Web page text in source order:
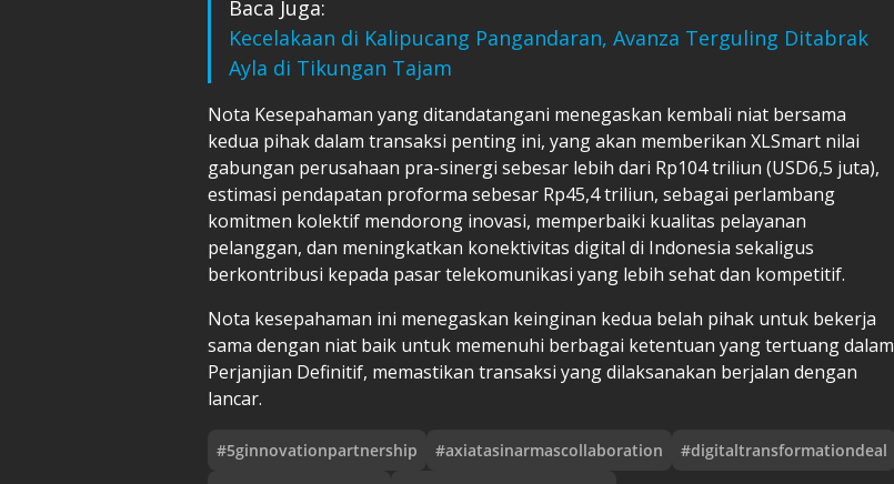
Baca Juga:
Kecelakaan di Kalipucang Pangandaran, Avanza Terguling Ditabrak
Ayla di Tikungan Tajam
Nota Kesepahaman yang ditandatangani menegaskan kembali niat bersama
kedua pihak dalam transaksi penting ini, yang akan memberikan XLSmart nilai
gabungan perusahaan pra-sinergi sebesar lebih dari Rp104 triliun (USD6,5 juta),
estimasi pendapatan proforma sebesar Rp45,4 triliun, sebagai perlambang
komitmen kolektif mendorong inovasi, memperbaiki kualitas pelayanan
pelanggan, dan meningkatkan konektivitas digital di Indonesia sekaligus
berkontribusi kepada pasar telekomunikasi yang lebih sehat dan kompetitif.
Nota kesepahaman ini menegaskan keinginan kedua belah pihak untuk bekerja
sama dengan niat baik untuk memenuhi berbagai ketentuan yang tertuang dalam
Perjanjian Definitif, memastikan transaksi yang dilaksanakan berjalan dengan
lancar.
#5ginnovationpartnership #axiatasinarmascollaboration #digitaltransformationdeal